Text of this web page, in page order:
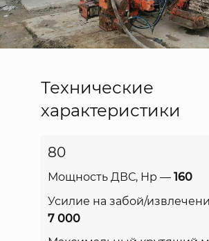
Технические
характеристики
80
Мощность ДВС, Нр — 160
Усилие на забой/
7 000